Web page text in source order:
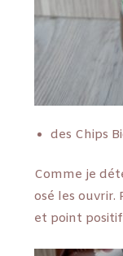
des Chips
Comme je
osé les ouvrir.
et point positif